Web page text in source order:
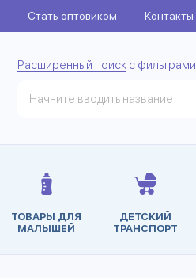
Стать оптовиком Контакты
Расширенный поиск с фильтрами
ТОВАРЫ ДЛЯ
МАЛЫШЕЙ
ДЕТСКИЙ
ТРАНСПОРТ